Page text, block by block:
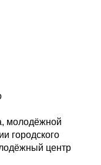
молодёжной
городского
центр